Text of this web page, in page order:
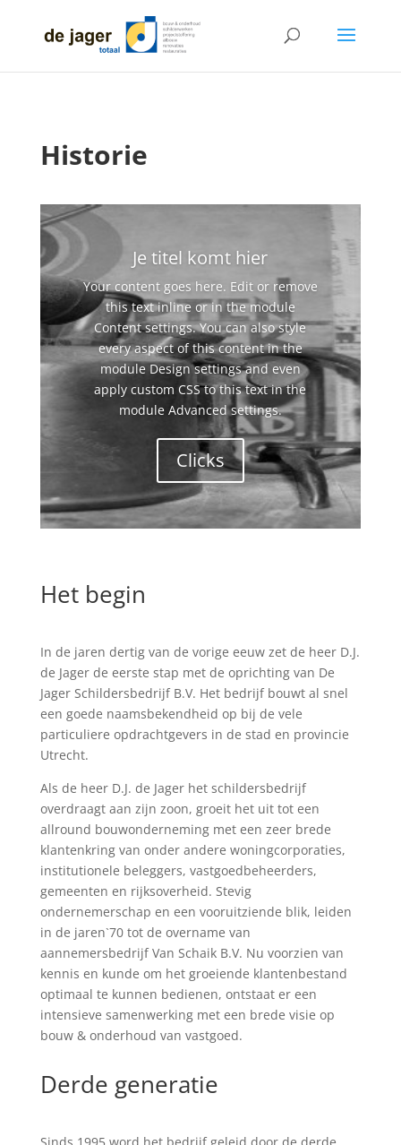
Historie
Je titel komt hier
Your content goes here. Edit or remove
this text inline or in the module
Content settings. You can also style
every aspect of this content in the
module Design settings and even
apply custom CSS to this text in the
module Advanced settings.
Clicks
Het begin
In de jaren dertig van de vorige eeuw zet de heer D.J.
de Jager de eerste stap met de oprichting van De
Jager Schildersbedrijf B.V. Het bedrijf bouwt al snel
een goede naamsbekendheid op bij de vele
particuliere opdrachtgevers in de stad en provincie
Utrecht.
Als de heer D.J. de Jager het schildersbedrijf
overdraagt aan zijn zoon, groeit het uit tot een
allround bouwonderneming met een zeer brede
klantenkring van onder andere woningcorporaties,
institutionele beleggers, vastgoedbeheerders,
gemeenten en rijksoverheid. Stevig
ondernemerschap en een vooruitziende blik, leiden
in de jaren`70 tot de overname van
aannemersbedrijf Van Schaik B.V. Nu voorzien van
kennis en kunde om het groeiende klantenbestand
optimaal te kunnen bedienen, ontstaat er een
intensieve samenwerking met een brede visie op
bouw & onderhoud van vastgoed.
Derde generatie